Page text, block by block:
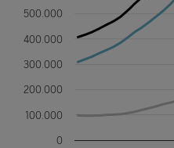
0
100.000
200.000
300.000
400.000
500.000